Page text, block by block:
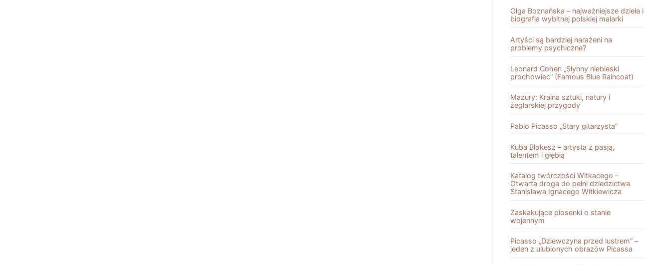
Olga Boznańska – najważniejsze dzieła i
biografia wybitnej polskiej malarki
Artyści są bardziej narażeni na
problemy psychiczne?
Leonard Cohen „Słynny niebieski
prochowiec” (Famous Blue Raincoat)
Mazury: Kraina sztuki, natury i
żeglarskiej przygody
Pablo Picasso „Stary gitarzysta”
Kuba Blokesz – artysta z pasją,
talentem i głębią
Katalog twórczości Witkacego –
Otwarta droga do pełni dziedzictwa
Stanisława Ignacego Witkiewicza
Zaskakujące piosenki o stanie
wojennym
Picasso „Dziewczyna przed lustrem” –
jeden z ulubionych obrazów Picassa